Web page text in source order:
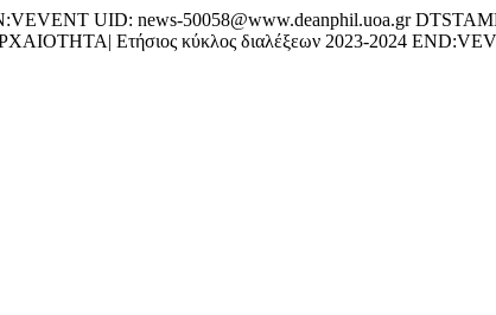
UID: news-50058@www.deanphil.uoa.gr
Ετήσιος κύκλος διαλέξεων 2023-2024